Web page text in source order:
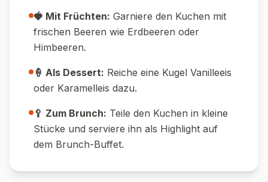
🍓 Mit Früchten: Garniere den Kuchen mit
frischen Beeren wie Erdbeeren oder
Himbeeren.
🍦 Als Dessert: Reiche eine Kugel Vanilleeis
oder Karamelleis dazu.
🥄 Zum Brunch: Teile den Kuchen in kleine
Stücke und serviere ihn als Highlight auf
dem Brunch-Buffet.